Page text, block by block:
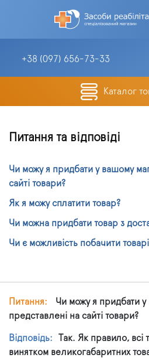
+38 (097) 656-73-33
Каталог
Питання та відповіді
Чи можу я придбати у вашому
сайті товари?
Як я можу сплатити товар?
Чи можна придбати товар з
Чи є можливість побачити
Питання:
Чи можу я придбати у
представлені на сайті товари?
Відповідь:
Так. Як правило, всі
винятком великогабаритних